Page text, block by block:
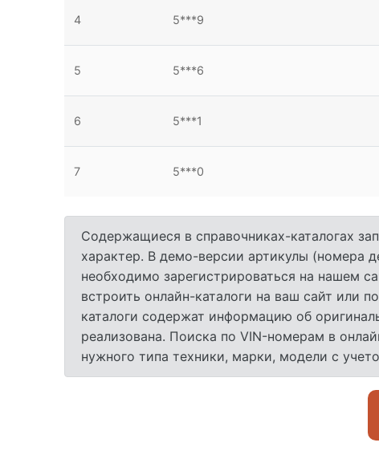
4 5***9
5 5***6
6 5***1
7 5***0
Содержащиеся в справочниках-каталогах
характер. В демо-версии артикулы (номера
необходимо зарегистрироваться на нашем
встроить онлайн-каталоги на ваш сайт или
каталоги содержат информацию об
реализована. Поиска по VIN-номерам в
нужного типа техники, марки, модели с